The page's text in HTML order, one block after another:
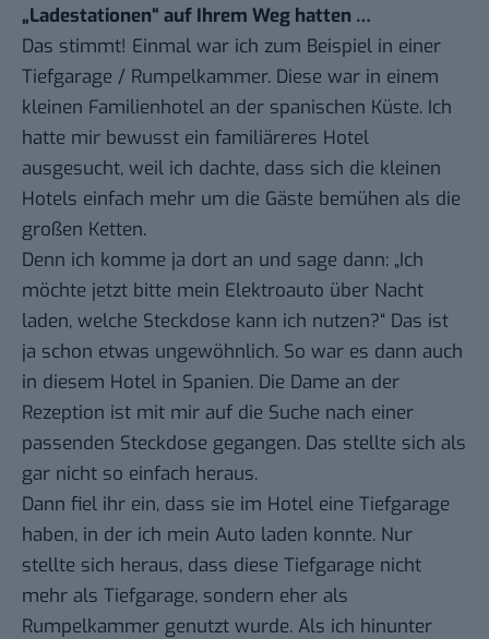
„Ladestationen“ auf Ihrem Weg hatten …
Das stimmt! Einmal war ich zum Beispiel in einer
Tiefgarage / Rumpelkammer. Diese war in einem
kleinen Familienhotel an der spanischen Küste. Ich
hatte mir bewusst ein familiäreres Hotel
ausgesucht, weil ich dachte, dass sich die kleinen
Hotels einfach mehr um die Gäste bemühen als die
großen Ketten.
Denn ich komme ja dort an und sage dann: „Ich
möchte jetzt bitte mein Elektroauto über Nacht
laden, welche Steckdose kann ich nutzen?“ Das ist
ja schon etwas ungewöhnlich. So war es dann auch
in diesem Hotel in Spanien. Die Dame an der
Rezeption ist mit mir auf die Suche nach einer
passenden Steckdose gegangen. Das stellte sich als
gar nicht so einfach heraus.
Dann fiel ihr ein, dass sie im Hotel eine Tiefgarage
haben, in der ich mein Auto laden konnte. Nur
stellte sich heraus, dass diese Tiefgarage nicht
mehr als Tiefgarage, sondern eher als
Rumpelkammer genutzt wurde. Als ich hinunter